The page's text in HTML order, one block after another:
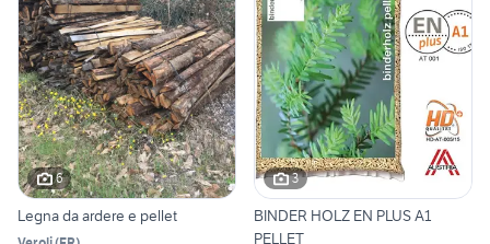
6
Legna da ardere e pellet
3
BINDER HOLZ EN PLUS A1
PELLET